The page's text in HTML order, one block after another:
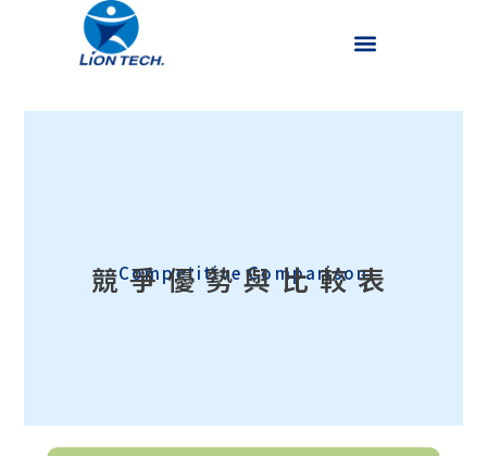
Competitive Comparison
競爭優勢與比較表